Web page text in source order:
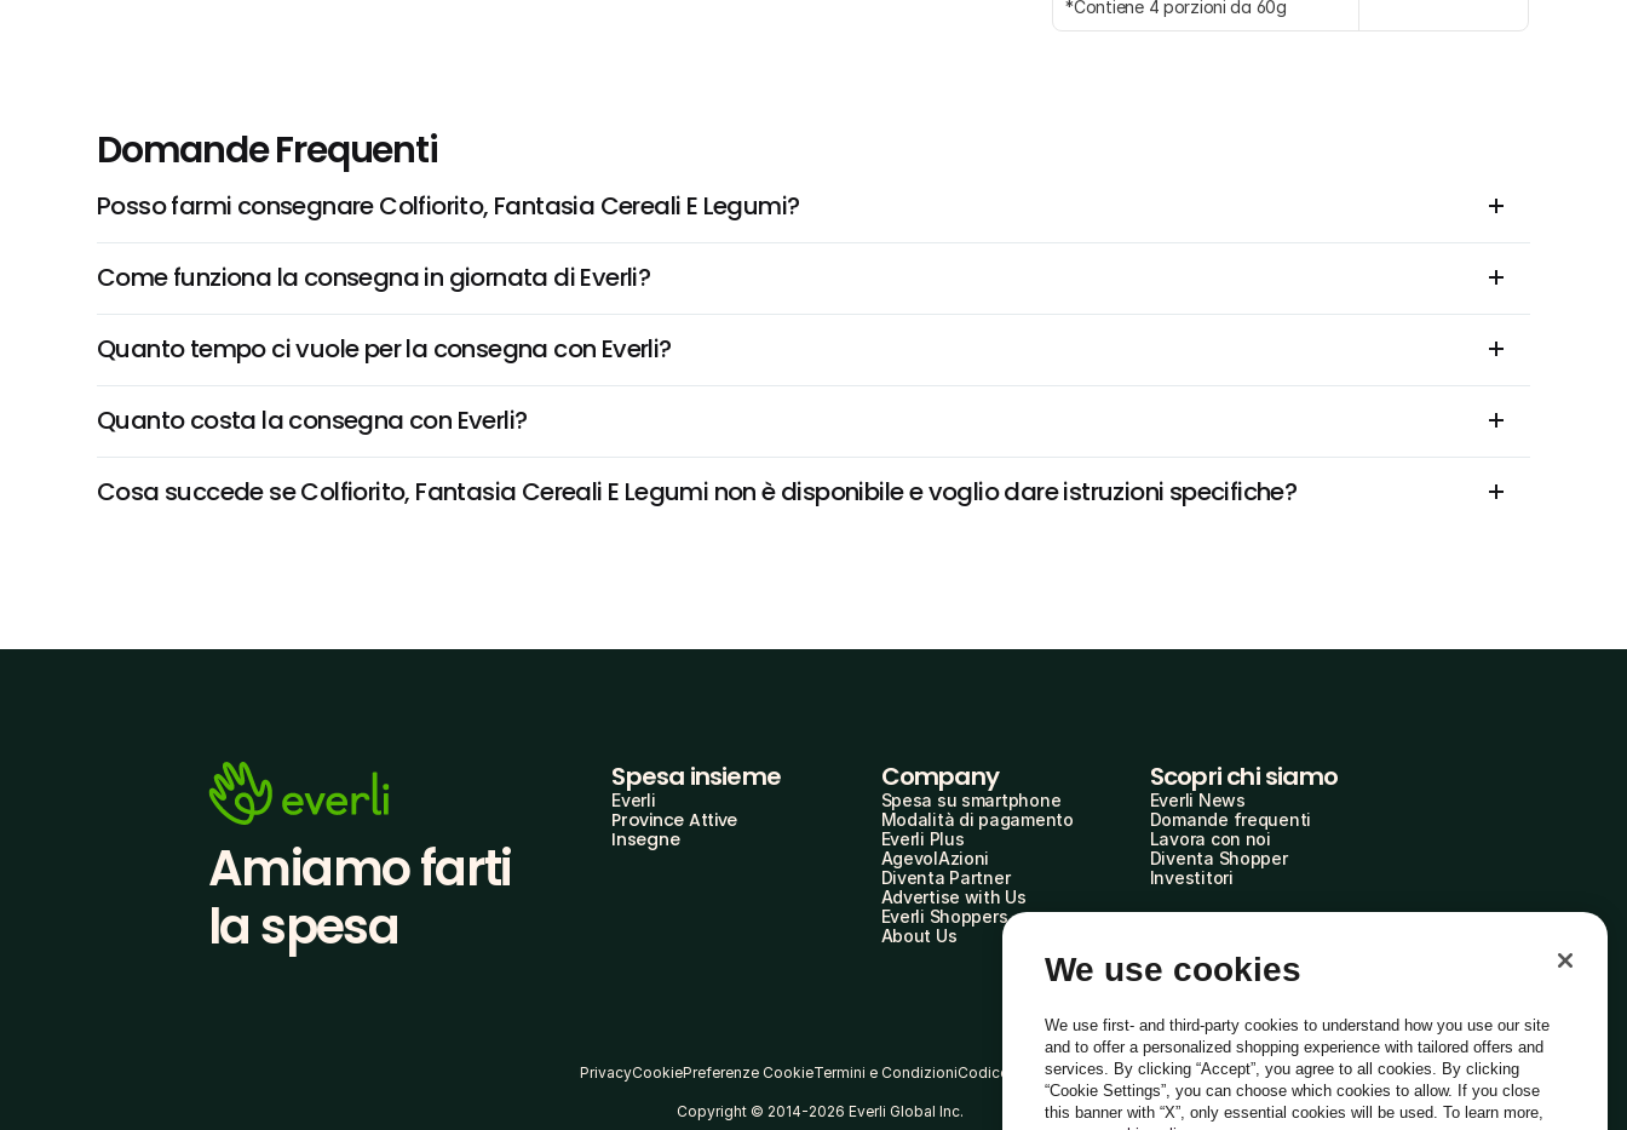
*Contiene 4 porzioni da 60g
Domande Frequenti
Posso farmi consegnare Colfiorito, Fantasia Cereali E Legumi?
Come funziona la consegna in giornata di Everli?
Quanto tempo ci vuole per la consegna con Everli?
Quanto costa la consegna con Everli?
Cosa succede se Colfiorito, Fantasia Cereali E Legumi non è disponibile e voglio dare istruzioni specifiche?
Amiamo farti
la spesa
Spesa insieme
Everli
Province Attive
Insegne
Company
Spesa su smartphone
Modalità di pagamento
Everli Plus
AgevolAzioni
Diventa Partner
Advertise with Us
Everli Shoppers
About Us
Scopri chi siamo
Everli News
Domande frequenti
Lavora con noi
Diventa Shopper
Investitori
PrivacyCookiePreferenze CookieTermini e CondizioniCodice Etico
Copyright © 2014-2026 Everli Global Inc. Italiano
We use cookies
We use first- and third-party cookies to understand how you use our site
and to offer a personalized shopping experience with tailored offers and
services. By clicking “Accept”, you agree to all cookies. By clicking
“Cookie Settings”, you can choose which cookies to allow. If you close
this banner with “X”, only essential cookies will be used. To learn more,